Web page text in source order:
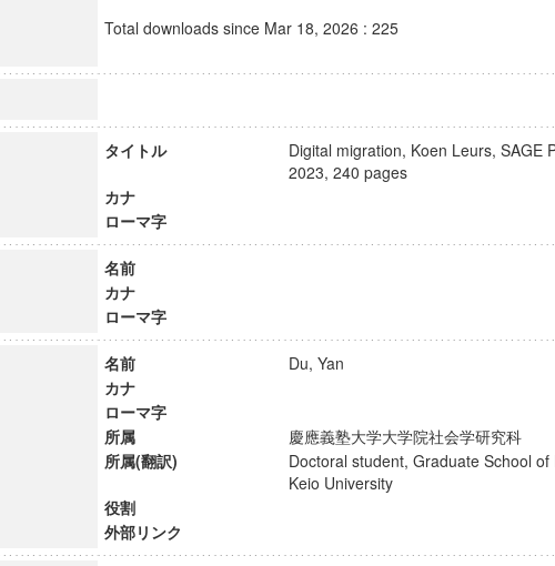
Total downloads since Mar 18, 2026 : 225
タイトル
Digital migration, Koen Leurs, SAGE
2023, 240 pages
カナ
ローマ字
名前
カナ
ローマ字
名前
Du, Yan
カナ
ローマ字
所属
慶應義塾大学大学院社会学研究科
所属(翻訳)
Doctoral student, Graduate School
Keio University
役割
外部リンク